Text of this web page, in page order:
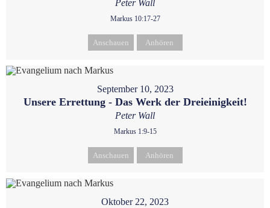
Peter Wall
Markus 10:17-27
Anschauen Anhören
September 10, 2023
Unsere Errettung - Das Werk der Dreieinigkeit!
Peter Wall
Markus 1:9-15
Anschauen Anhören
Oktober 22, 2023